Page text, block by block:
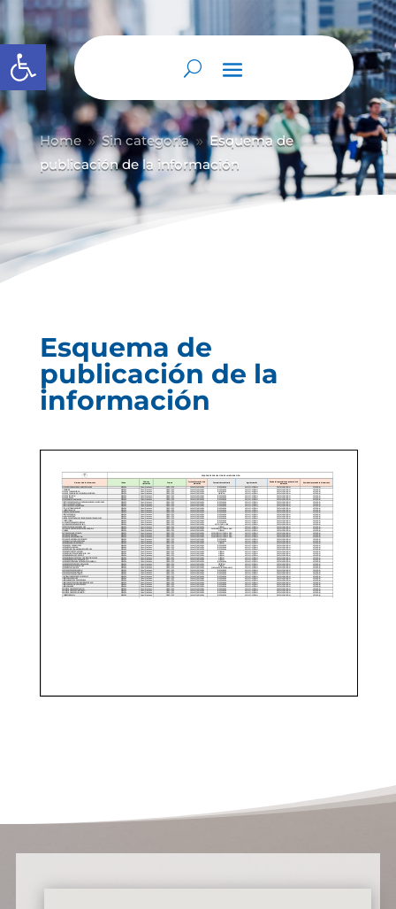
Abrir barra de herramientas
Home 9 Sin categoría 9 Esquema de
publicación de la información
Esquema de
publicación de la
información